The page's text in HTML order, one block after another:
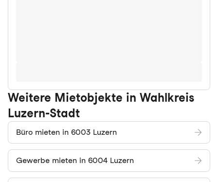
Weitere Mietobjekte in Wahlkreis
Luzern-Stadt
Büro mieten in 6003 Luzern
Gewerbe mieten in 6004 Luzern